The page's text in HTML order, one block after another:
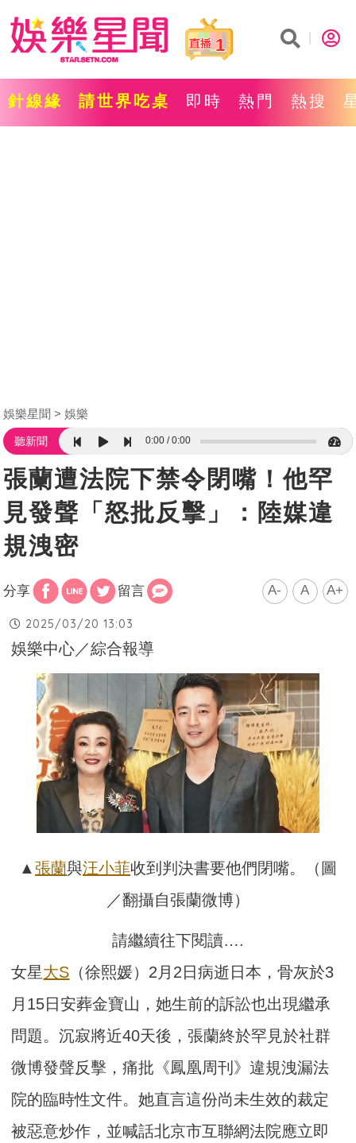
1
針線緣 請世界吃桌 即時 熱門 熱搜
娛樂星聞 娛樂
聽新聞 0:00 0:00
張蘭遭法院下禁令閉嘴！他罕
見發聲「怒批反擊」：陸媒違
規洩密
分享 留言 A- A A+
2025/03/20 13:03
娛樂中心／綜合報導
▲ 張蘭與汪小菲收到判決書要他們閉嘴。（圖
／翻攝自張蘭微博）
請繼續往下閱讀….
女星大S （徐熙媛）2月2日病逝日本，骨灰於3
月15日安葬金寶山，她生前的訴訟也出現繼承
問題。沉寂將近40天後，張蘭終於罕見於社群
微博發聲反擊，痛批《鳳凰周刊》違規洩漏法
院的臨時性文件。她直言這份尚未生效的裁定
被惡意炒作，並喊話北京市互聯網法院應立即